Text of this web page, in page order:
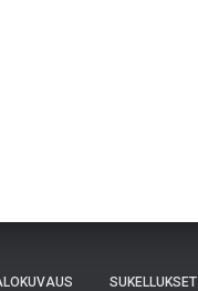
SUKELLUKSET